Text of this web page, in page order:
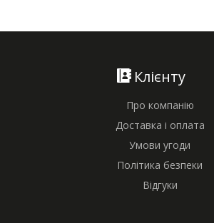
Клієнту
Про компанію
Доставка і оплата
Умови угоди
Політика безпеки
Відгуки